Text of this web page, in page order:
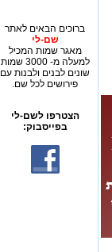
ברוכים הבאים לאתר
שם-לי
מאגר שמות המכיל
למעלה מ- 3000 שמות
שונים לבנים ולבנות עם
פירושים לכל שם.
הצטרפו לשם-לי
בפייסבוק: